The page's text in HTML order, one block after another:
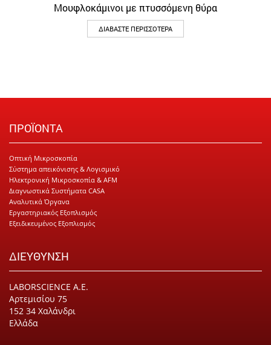
Μουφλοκάμινοι με πτυσσόμενη θύρα
ΔΙΑΒΆΣΤΕ ΠΕΡΙΣΣΌΤΕΡΑ
ΠΡΟΪΟΝΤΑ
Οπτική Μικροσκοπία
Σύστημα απεικόνισης & Λογισμικό
Ηλεκτρονική Μικροσκοπία & AFM
Διαγνωστικά Συστήματα CASA
Αναλυτικά Όργανα
Εργαστηριακός Εξοπλισμός
Εξειδικευμένος Εξοπλισμός
ΔΙΕΥΘΥΝΣΗ
LABORSCIENCE Α.Ε.
Αρτεμισίου 75
152 34 Χαλάνδρι
Ελλάδα